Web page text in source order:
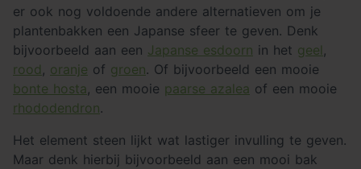
er ook nog voldoende andere alternatieven om je
plantenbakken een Japanse sfeer te geven. Denk
bijvoorbeeld aan een Japanse esdoorn in het geel ,
rood , oranje of groen. Of bijvoorbeeld een mooie
bonte hosta, een mooie paarse azalea of een mooie
rhododendron.
Het element steen lijkt wat lastiger invulling te geven.
Maar denk hierbij bijvoorbeeld aan een mooi bak